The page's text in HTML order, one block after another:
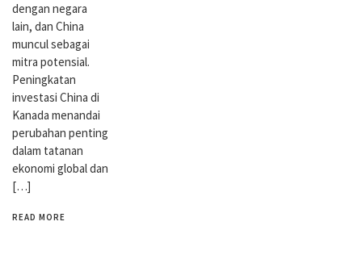
dengan negara
lain, dan China
muncul sebagai
mitra potensial.
Peningkatan
investasi China di
Kanada menandai
perubahan penting
dalam tatanan
ekonomi global dan
[…]
READ MORE